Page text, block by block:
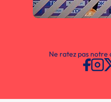
Ne ratez pas notre